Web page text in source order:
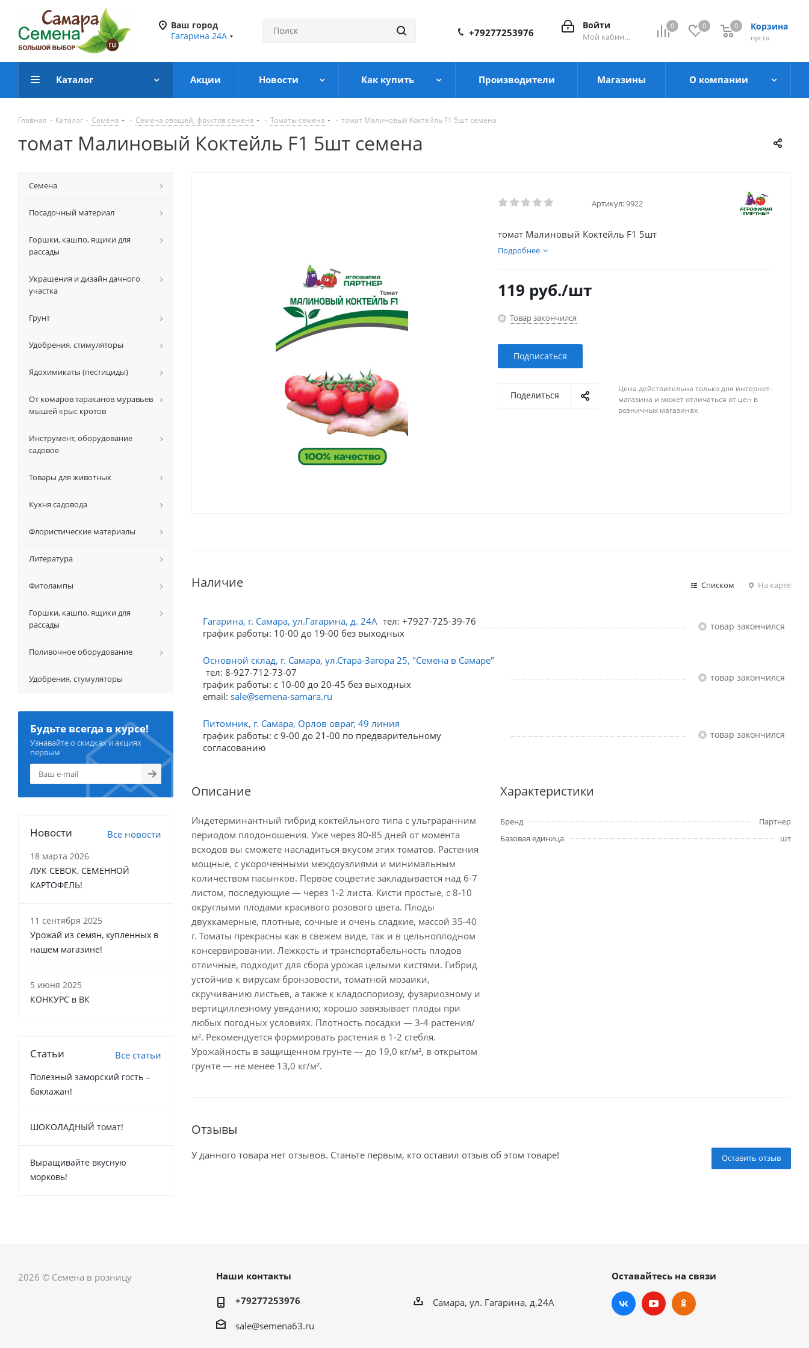
Ваш город
Гагарина 24А
0 0 Корзина
0
пуста
0
Войти
Мой кабинет
+79277253976
Каталог Акции Новости Как купить Производители Магазины О компании
Главная - Каталог - Семена - Семена овощей, фруктов семена - Томаты семена - томат Малиновый Коктейль F1 5шт семена
томат Малиновый Коктейль F1 5шт семена
Артикул:9922
томат Малиновый Коктейль F1 5шт
Подробнее
119 руб./шт
Товар закончился
Подписаться
Поделиться
Цена действительна только для интернет-
магазина и может отличаться от цен в
розничных магазинах
Наличие Списком На карте
Гагарина, г. Самара, ул.Гагарина, д. 24А тел: +7927-725-39-76
график работы: 10-00 до 19-00 без выходных
Товар закончился
Основной склад, г. Самара, ул.Стара-Загора 25, "Семена в Самаре"
тел: 8-927-712-73-07
график работы: с 10-00 до 20-45 без выходных
email: sale@semena-samara.ru
Товар закончился
Питомник, г. Самара, Орлов овраг, 49 линия
график работы: с 9-00 до 21-00 по предварительному
согласованию
Товар закончился
Описание
Индетерминантный гибрид коктейльного типа с ультраранним
периодом плодоношения. Уже через 80-85 дней от момента
всходов вы сможете насладиться вкусом этих томатов. Растения
мощные, с укороченными междоузлиями и минимальным
количеством пасынков. Первое соцветие закладывается над 6-7
листом, последующие — через 1-2 листа. Кисти простые, с 8-10
округлыми плодами красивого розового цвета. Плоды
двухкамерные, плотные, сочные и очень сладкие, массой 35-40
г. Томаты прекрасны как в свежем виде, так и в цельноплодном
консервировании. Лежкость и транспортабельность плодов
отличные, подходит для сбора урожая целыми кистями. Гибрид
устойчив к вирусам бронзовости, томатной мозаики,
скручиванию листьев, а также к кладоспориозу, фузариозному и
вертициллезному увяданию; хорошо завязывает плоды при
любых погодных условиях. Плотность посадки — 3-4 растения/
м². Рекомендуется формировать растения в 1-2 стебля.
Урожайность в защищенном грунте — до 19,0 кг/м², в открытом
грунте — не менее 13,0 кг/м².
Характеристики
Бренд
Партнер
Базовая единица
шт
Отзывы
Оставить отзыв
У данного товара нет отзывов. Станьте первым, кто оставил отзыв об этом товаре!
Семена
Посадочный материал
Горшки, кашпо, ящики для
рассады
Украшения и дизайн дачного
участка
Грунт
Удобрения, стимуляторы
Ядохимикаты (пестициды)
От комаров тараканов муравьев
мышей крыс кротов
Инструмент, оборудование
садовое
Товары для животных
Кухня садовода
Флористические материалы
Литература
Фитолампы
Горшки, кашпо, ящики для
рассады
Поливочное оборудование
Удобрения, стумуляторы
Будьте всегда в курсе!
Узнавайте о скидках и акциях
первым
Новости Все новости
18 марта 2026
ЛУК СЕВОК, СЕМЕННОЙ
КАРТОФЕЛЬ!
11 сентября 2025
Урожай из семян, купленных в
нашем магазине!
5 июня 2025
КОНКУРС в ВК
Статьи Все статьи
Полезный заморский гость –
баклажан!
ШОКОЛАДНЫЙ томат!
Выращивайте вкусную
морковь!
2026 © Семена в розницу Наши контакты
+79277253976
sale@semena63.ru
Самара, ул. Гагарина, д.24А
Оставайтесь на связи